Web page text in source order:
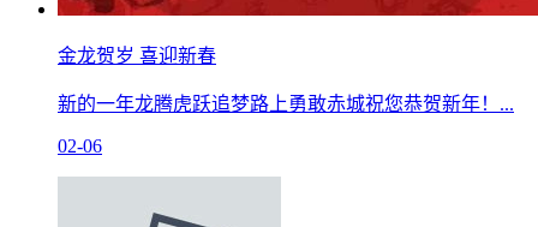
金龙贺岁 喜迎新春
新的一年龙腾虎跃追梦路上勇敢赤城祝您恭贺新年！...
02-06